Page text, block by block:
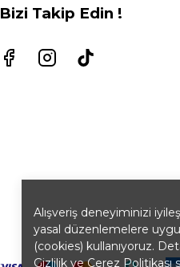
Alışveriş deneyiminizi
yasal düzenlemelere
(cookies) kullanıyoruz.
Gizlilik ve Çerez Politikası
Bizi Takip Edin !